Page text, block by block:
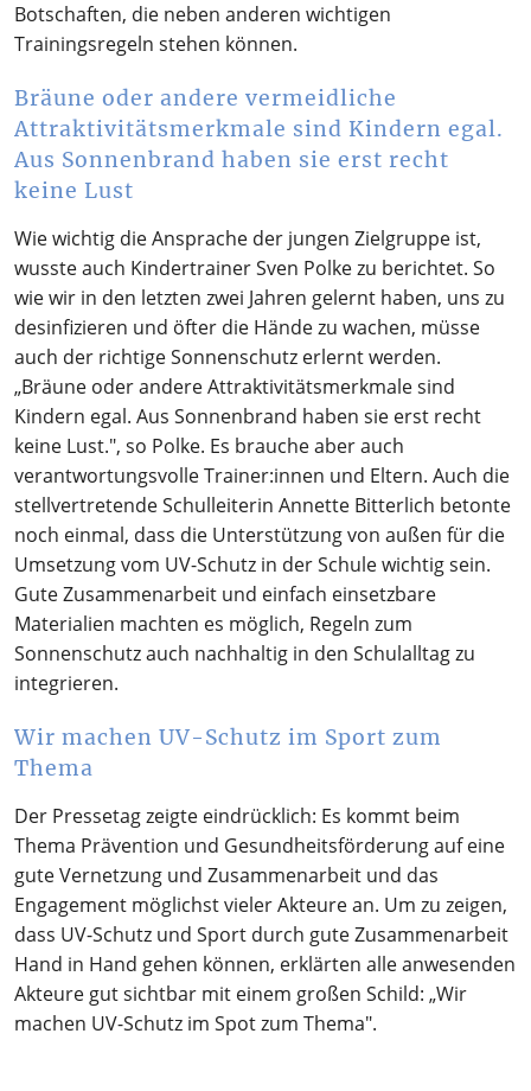
Botschaften, die neben anderen wichtigen
Trainingsregeln stehen können.
Bräune oder andere vermeidliche
Attraktivitätsmerkmale sind Kindern egal.
Aus Sonnenbrand haben sie erst recht
keine Lust
Wie wichtig die Ansprache der jungen Zielgruppe ist,
wusste auch Kindertrainer Sven Polke zu berichtet. So
wie wir in den letzten zwei Jahren gelernt haben, uns zu
desinfizieren und öfter die Hände zu wachen, müsse
auch der richtige Sonnenschutz erlernt werden.
„Bräune oder andere Attraktivitätsmerkmale sind
Kindern egal. Aus Sonnenbrand haben sie erst recht
keine Lust.", so Polke. Es brauche aber auch
verantwortungsvolle Trainer:innen und Eltern. Auch die
stellvertretende Schulleiterin Annette Bitterlich betonte
noch einmal, dass die Unterstützung von außen für die
Umsetzung vom UV-Schutz in der Schule wichtig sein.
Gute Zusammenarbeit und einfach einsetzbare
Materialien machten es möglich, Regeln zum
Sonnenschutz auch nachhaltig in den Schulalltag zu
integrieren.
Wir machen UV-Schutz im Sport zum
Thema
Der Pressetag zeigte eindrücklich: Es kommt beim
Thema Prävention und Gesundheitsförderung auf eine
gute Vernetzung und Zusammenarbeit und das
Engagement möglichst vieler Akteure an. Um zu zeigen,
dass UV-Schutz und Sport durch gute Zusammenarbeit
Hand in Hand gehen können, erklärten alle anwesenden
Akteure gut sichtbar mit einem großen Schild: „Wir
machen UV-Schutz im Spot zum Thema".